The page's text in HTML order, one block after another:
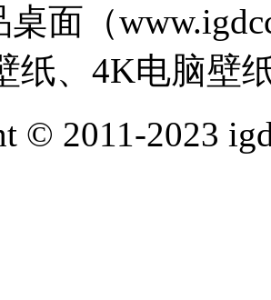
桌面（
纸、4K电脑壁
© 2011-2023